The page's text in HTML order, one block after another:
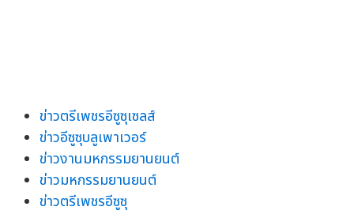
ข่าวตรีเพชรอีซูซุเซลส์
ข่าวอีซูซุบลูเพาเวอร์
ข่าวงานมหกรรมยานยนต์
ข่าวมหกรรมยานยนต์
ข่าวตรีเพชรอีซูซุ